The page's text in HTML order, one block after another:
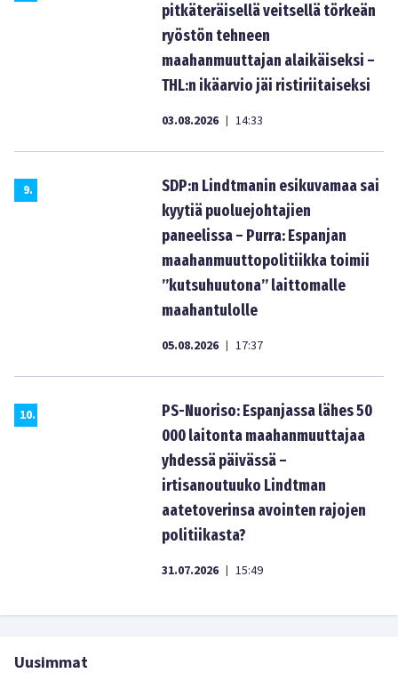
pitkäteräisellä veitsellä törkeän
ryöstön tehneen
maahanmuuttajan alaikäiseksi –
THL:n ikäarvio jäi ristiriitaiseksi
03.08.2026 | 14:33
9.
SDP:n Lindtmanin esikuvamaa sai
kyytiä puoluejohtajien
paneelissa – Purra: Espanjan
maahanmuuttopolitiikka toimii
”kutsuhuutona” laittomalle
maahantulolle
05.08.2026 | 17:37
10.
PS-Nuoriso: Espanjassa lähes 50
000 laitonta maahanmuuttajaa
yhdessä päivässä –
irtisanoutuuko Lindtman
aatetoverinsa avointen rajojen
politiikasta?
31.07.2026 | 15:49
Uusimmat